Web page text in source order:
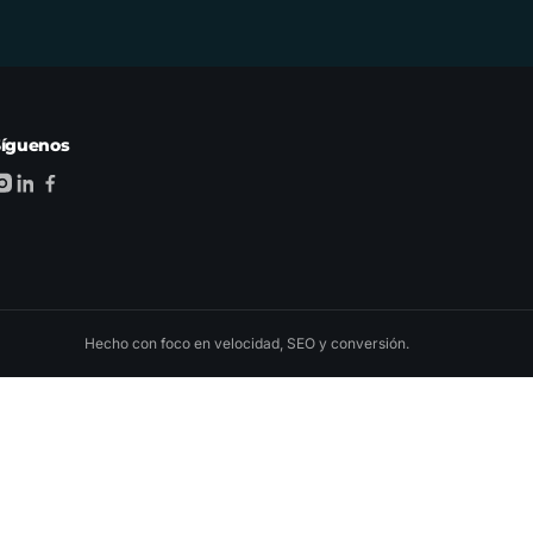
Hecho con foco en velocidad, SEO y conversión.